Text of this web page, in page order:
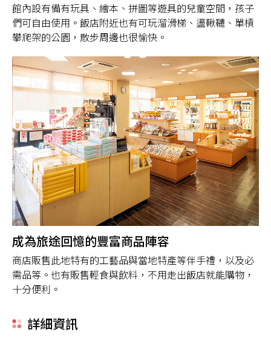
館內設有備有玩具、繪本、拼圖等遊具的兒童空間，孩子
們可自由使用。飯店附近也有可玩溜滑梯、盪鞦韆、單槓
攀爬架的公園，散步周邊也很愉快。
成為旅途回憶的豐富商品陣容
商店販售此地特有的工藝品與當地特產等伴手禮，以及必
需品等。也有販售輕食與飲料，不用走出飯店就能購物，
十分便利。
詳細資訊